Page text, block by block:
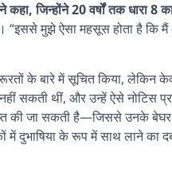
ने कहा, जिन्होंने 20 वर्षों तक धारा 8
मुझे ऐसा महसूस होता है कि
के बारे में सूचित किया, लेकिन
सकती थीं, और उन्हें ऐसे नोटिस
की जा सकती है—जिससे उनके बेघर
दुभाषिया के रूप में साथ लाने का